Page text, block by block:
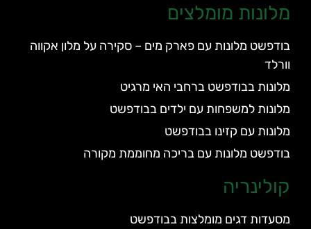
מלונות מומלצים
בודפשט מלונות עם פארק מים – סקירה על מלון אקווה
וורלד
מלונות בבודפשט ברחבי האי מרגיט
מלונות למשפחות עם ילדים בבודפשט
מלונות עם קזינו בבודפשט
בודפשט מלונות עם בריכה מחוממת מקורה
קולינריה
מסעדות דגים מומלצות בבודפשט